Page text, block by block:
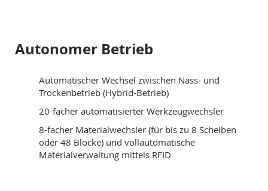
Autonomer Betrieb
Automatischer Wechsel zwischen Nass- und
Trockenbetrieb (Hybrid-Betrieb)
20-facher automatisierter Werkzeugwechsler
8-facher Materialwechsler (für bis zu 8 Scheiben
oder 48 Blöcke) und vollautomatische
Materialverwaltung mittels RFID